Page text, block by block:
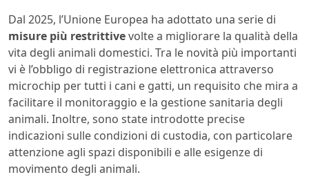
Dal 2025, l’Unione Europea ha adottato una serie di
misure più restrittivevolte a migliorare la qualità della
vita degli animali domestici. Tra le novità più importanti
vi è l’obbligo di registrazione elettronica attraverso
microchip per tutti i cani e gatti, un requisito che mira a
facilitare il monitoraggio e la gestione sanitaria degli
animali. Inoltre, sono state introdotte precise
indicazioni sulle condizioni di custodia, con particolare
attenzione agli spazi disponibili e alle esigenze di
movimento degli animali.